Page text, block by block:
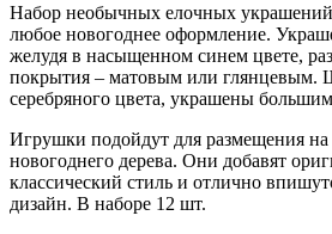
Набор необычных елочных украшений
любое новогоднее оформление.
желудя в насыщенном синем цвете,
покрытия – матовым или глянцевым.
серебряного цвета, украшены
Игрушки подойдут для размещения
новогоднего дерева. Они добавят
классический стиль и отлично
дизайн. В наборе 12 шт.